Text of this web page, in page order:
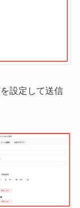
設定して送信